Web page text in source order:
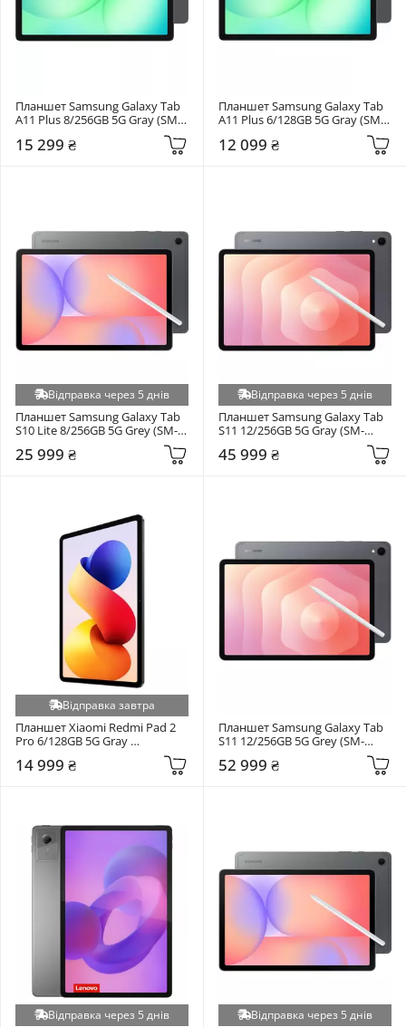
Планшет Samsung Galaxy Tab
A11 Plus 8/256GB 5G Gray (SM-
15 299 ₴
Планшет Samsung Galaxy Tab
A11 Plus 6/128GB 5G Gray (SM-
12 099 ₴
Відправка через 5 днів
Планшет Samsung Galaxy Tab
S10 Lite 8/256GB 5G Grey (SM-
25 999 ₴
Відправка через 5 днів
Планшет Samsung Galaxy Tab
S11 12/256GB 5G Gray (SM-
45 999 ₴
Відправка завтра
Планшет Xiaomi Redmi Pad 2
Pro 6/128GB 5G Gray
14 999 ₴
Планшет Samsung Galaxy Tab
S11 12/256GB 5G Grey (SM-
52 999 ₴
Відправка через 5 днів Відправка через 5 днів